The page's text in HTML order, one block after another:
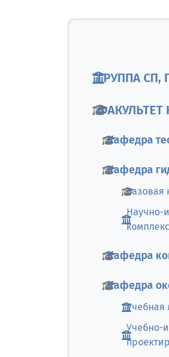
ГРУППА СП,
ФАКУЛЬТЕТ
Кафедра
Кафедра
Базовая
Научно-
Кафедра
Кафедра
Учебная
Учебно-